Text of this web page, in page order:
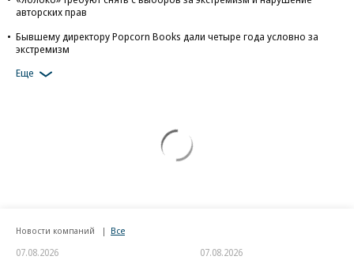
авторских прав
Бывшему директору Popcorn Books дали четыре года условно за
экстремизм
Еще
Новости компаний Все
07.08.2026 07.08.2026